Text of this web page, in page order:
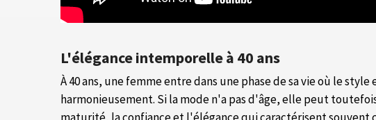
L'élégance intemporelle à 40 ans
À 40 ans, une femme entre dans une phase de sa vie où le
harmonieusement. Si la mode n'a pas d'âge, elle peut